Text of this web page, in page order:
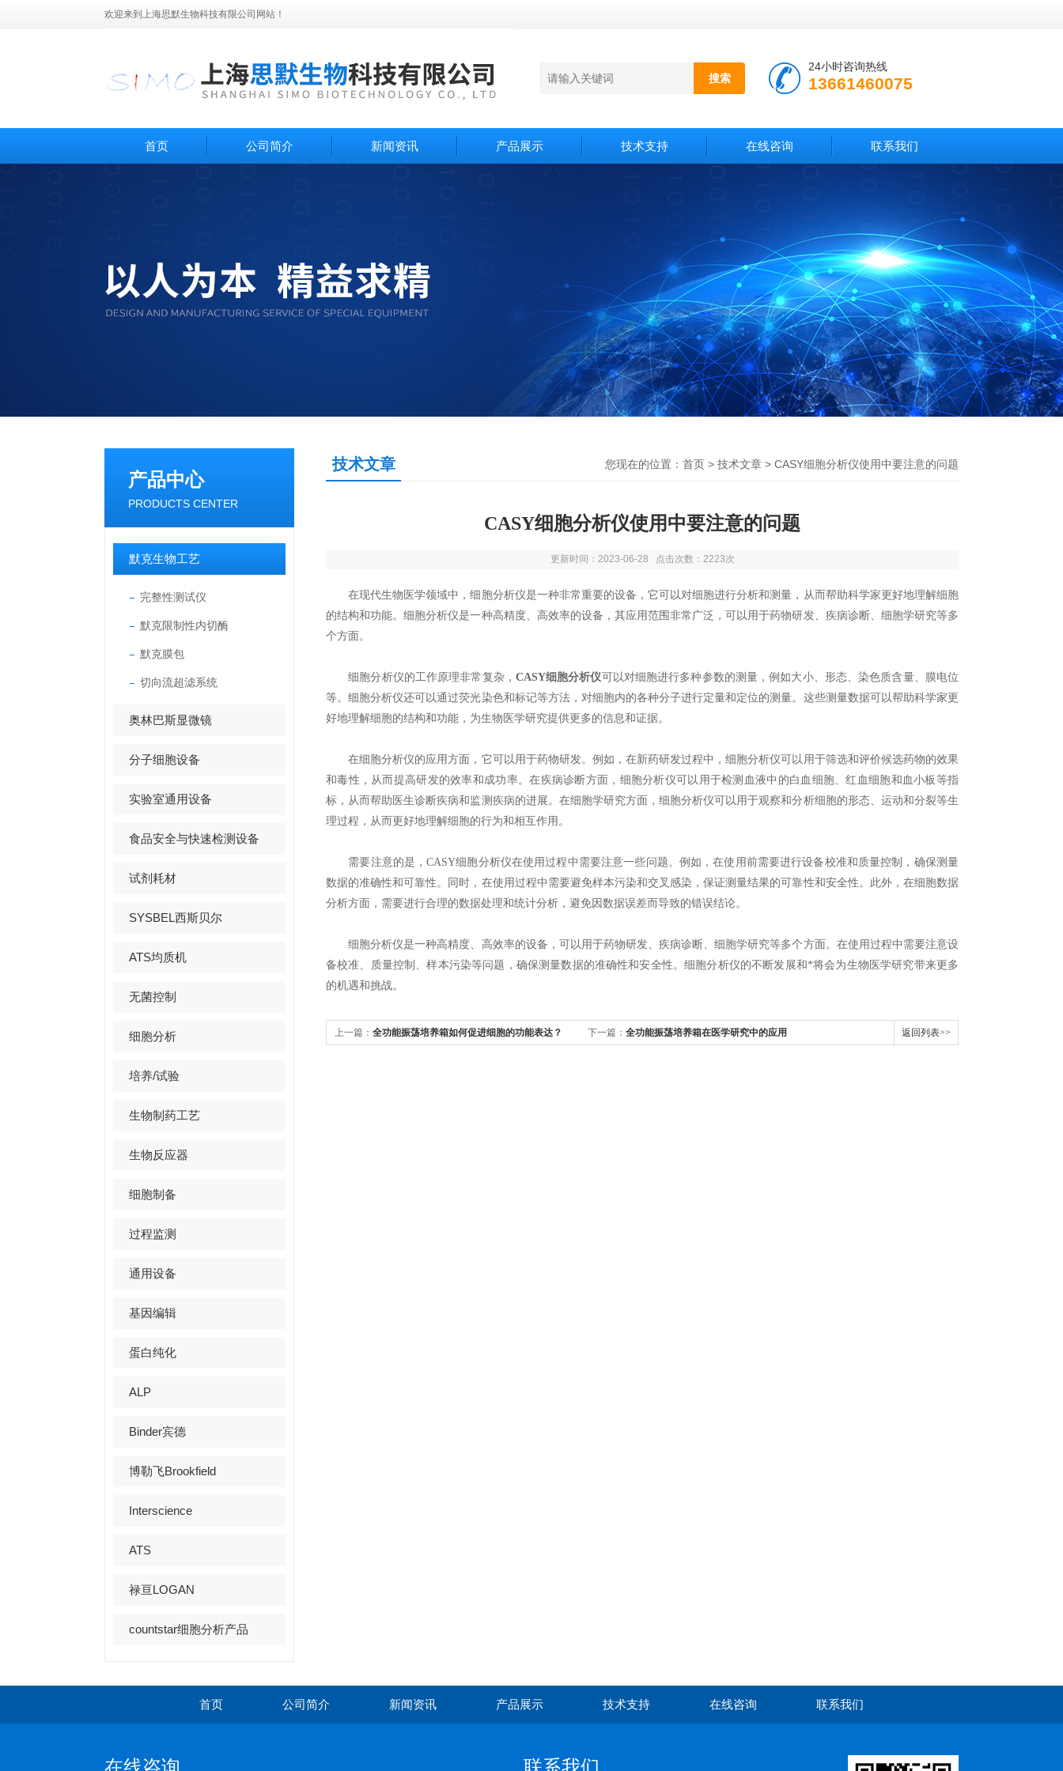
欢迎来到上海思默生物科技有限公司网站！
24小时咨询热线
13661460075
首页 公司简介 新闻资讯 产品展示 技术支持 在线咨询 联系我们
产品中心
PRODUCTS CENTER
默克生物工艺
完整性测试仪
默克限制性内切酶
默克膜包
切向流超滤系统
奥林巴斯显微镜
分子细胞设备
实验室通用设备
食品安全与快速检测设备
试剂耗材
SYSBEL西斯贝尔
ATS均质机
无菌控制
细胞分析
培养/试验
生物制药工艺
生物反应器
细胞制备
过程监测
通用设备
基因编辑
蛋白纯化
ALP
Binder宾德
博勒飞Brookfield
Interscience
ATS
禄亘LOGAN
countstar细胞分析产品
技术文章 您现在的位置： 首页 > 技术文章 > CASY细胞分析仪使用中要注意的问题
CASY细胞分析仪使用中要注意的问题
更新时间：2023-06-28 点击次数：2223次
在现代生物医学领域中，细胞分析仪是一种非常重要的设备，它可以对细胞进行分析和测量，从而帮助科学家更好地理解细胞
的结构和功能。细胞分析仪是一种高精度、高效率的设备，其应用范围非常广泛，可以用于药物研发、疾病诊断、细胞学研究等多
个方面。
细胞分析仪的工作原理非常复杂， CASY细胞分析仪可以对细胞进行多种参数的测量，例如大小、形态、染色质含量、膜电位
等。细胞分析仪还可以通过荧光染色和标记等方法，对细胞内的各种分子进行定量和定位的测量。这些测量数据可以帮助科学家更
好地理解细胞的结构和功能，为生物医学研究提供更多的信息和证据。
在细胞分析仪的应用方面，它可以用于药物研发。例如，在新药研发过程中，细胞分析仪可以用于筛选和评价候选药物的效果
和毒性，从而提高研发的效率和成功率。在疾病诊断方面，细胞分析仪可以用于检测血液中的白血细胞、红血细胞和血小板等指
标，从而帮助医生诊断疾病和监测疾病的进展。在细胞学研究方面，细胞分析仪可以用于观察和分析细胞的形态、运动和分裂等生
理过程，从而更好地理解细胞的行为和相互作用。
需要注意的是，CASY细胞分析仪在使用过程中需要注意一些问题。例如，在使用前需要进行设备校准和质量控制，确保测量
数据的准确性和可靠性。同时，在使用过程中需要避免样本污染和交叉感染，保证测量结果的可靠性和安全性。此外，在细胞数据
分析方面，需要进行合理的数据处理和统计分析，避免因数据误差而导致的错误结论。
细胞分析仪是一种高精度、高效率的设备，可以用于药物研发、疾病诊断、细胞学研究等多个方面。在使用过程中需要注意设
备校准、质量控制、样本污染等问题，确保测量数据的准确性和安全性。细胞分析仪的不断发展和*将会为生物医学研究带来更多
的机遇和挑战。
上一篇： 全功能振荡培养箱如何促进细胞的功能表达？ 下一篇： 全功能振荡培养箱在医学研究中的应用 返回列表>>
首页 公司简介 新闻资讯 产品展示 技术支持 在线咨询 联系我们
在线咨询 联系我们